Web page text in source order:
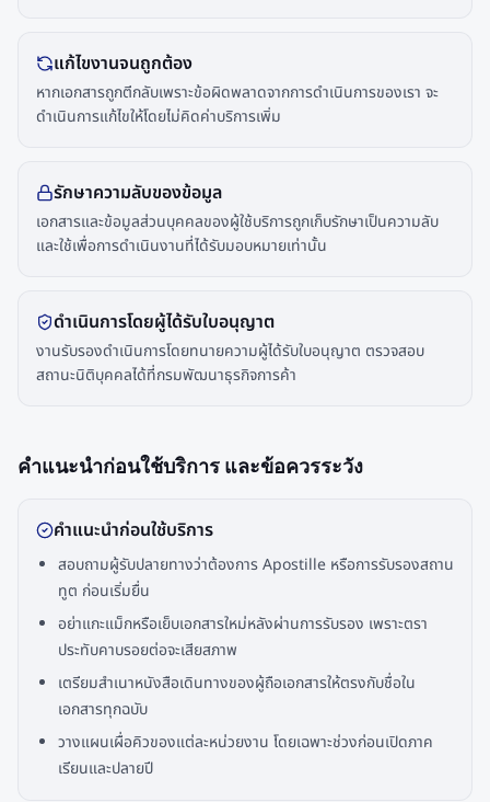
แก้ไขงานจนถูกต้อง
หากเอกสารถูกตีกลับเพราะข้อผิดพลาดจากการดำเนินการของเรา จะ
ดำเนินการแก้ไขให้โดยไม่คิดค่าบริการเพิ่ม
รักษาความลับของข้อมูล
เอกสารและข้อมูลส่วนบุคคลของผู้ใช้บริการถูกเก็บรักษาเป็นความลับ
และใช้เพื่อการดำเนินงานที่ได้รับมอบหมายเท่านั้น
ดำเนินการโดยผู้ได้รับใบอนุญาต
งานรับรองดำเนินการโดยทนายความผู้ได้รับใบอนุญาต ตรวจสอบ
สถานะนิติบุคคลได้ที่กรมพัฒนาธุรกิจการค้า
คำแนะนำก่อนใช้บริการ และข้อควรระวัง
คำแนะนำก่อนใช้บริการ
สอบถามผู้รับปลายทางว่าต้องการ Apostille หรือการรับรองสถาน
ทูต ก่อนเริ่มยื่น
อย่าแกะแม็กหรือเย็บเอกสารใหม่หลังผ่านการรับรอง เพราะตรา
ประทับคาบรอยต่อจะเสียสภาพ
เตรียมสำเนาหนังสือเดินทางของผู้ถือเอกสารให้ตรงกับชื่อใน
เอกสารทุกฉบับ
วางแผนเผื่อคิวของแต่ละหน่วยงาน โดยเฉพาะช่วงก่อนเปิดภาค
เรียนและปลายปี